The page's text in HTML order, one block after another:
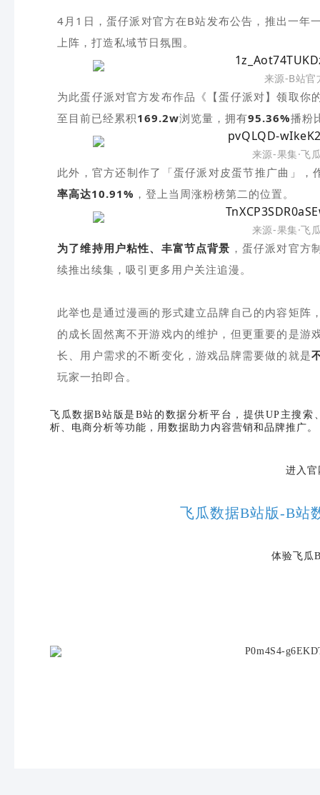
4月1日，蛋仔派对官方在B站发布公告，推出一年
上阵，打造私域节日氛围。
来源-B站
为此蛋仔派对官方发布作品《【蛋仔派对】领取
至目前已经累积169.2w浏览量，拥有95.36%播粉
来源-果集·飞
此外，官方还制作了「蛋仔派对皮蛋节推广曲」
率高达10.91% ，登上当周涨粉榜第二的位置。
来源-果集·飞
为了维持用户粘性、丰富节点背景 ，蛋仔派对官方
续推出续集，吸引更多用户关注追漫。
此举也是通过漫画的形式建立品牌自己的内容矩
的成长固然离不开游戏内的维护，但更重要的是
长、用户需求的不断变化，游戏品牌需要做的就是
玩家一拍即合。
飞瓜数据B站版是B站的数据分析平台，提供UP主搜
析、电商分析等功能，用数据助力内容营销和品牌推广。
进入官
飞瓜数据B站版-B站
体验飞瓜